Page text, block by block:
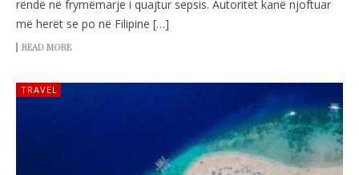
rëndë në frymëmarje i quajtur sepsis. Autoritet kanë njoftuar
më herët se po në Filipine […]
READ MORE
TRAVEL